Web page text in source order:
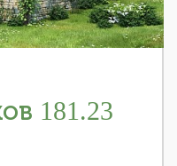
181.23